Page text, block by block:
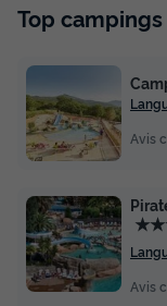
Top
Avis
Avis